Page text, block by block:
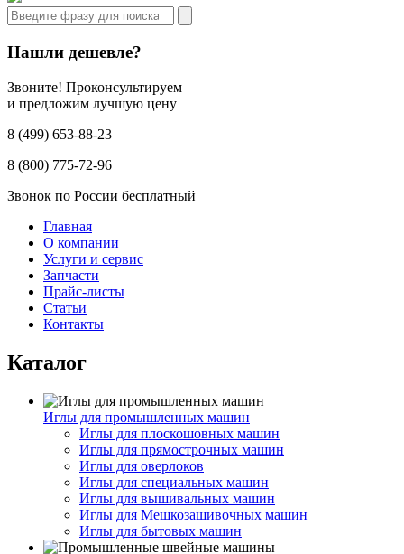
Нашли дешевле?
Звоните! Проконсультируем
и предложим лучшую цену
8 (499) 653-88-23
8 (800) 775-72-96
Звонок по России бесплатный
Главная
О компании
Услуги и сервис
Запчасти
Прайс-листы
Статьи
Контакты
Каталог
Иглы для промышленных машин
Иглы для плоскошовных машин
Иглы для прямострочных машин
Иглы для оверлоков
Иглы для специальных машин
Иглы для вышивальных машин
Иглы для Мешкозашивочных машин
Иглы для бытовых машин